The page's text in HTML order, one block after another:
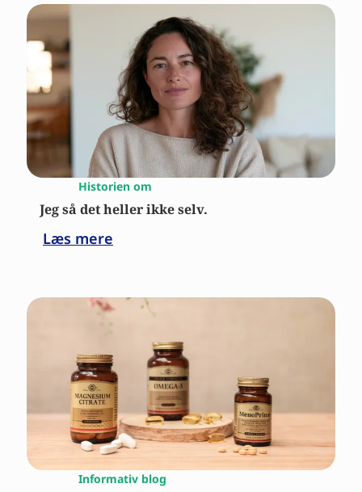
Historien om
Jeg så det heller ikke selv.
Læs mere
Informativ blog